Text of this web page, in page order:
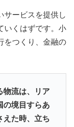
サービスを提供し
いくはずです。小
をつくり、金融の
物流は、リア
の境目すらあ
た時、 立ち